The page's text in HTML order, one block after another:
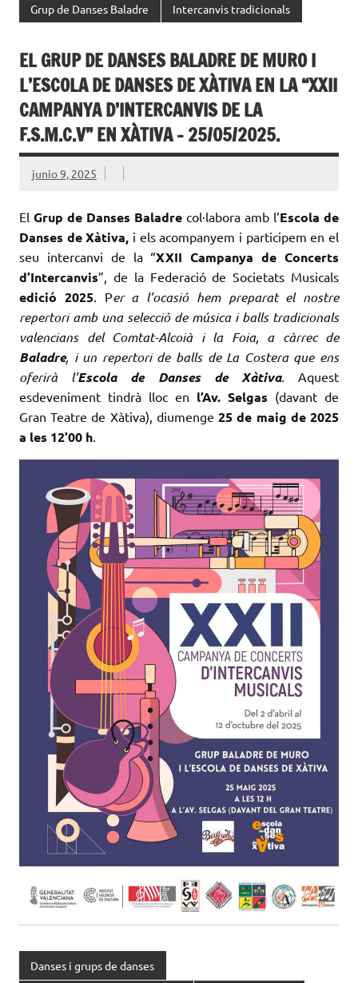
Grup de Danses Baladre Intercanvis tradicionals
EL GRUP DE DANSES BALADRE DE MURO I
L’ESCOLA DE DANSES DE XÀTIVA EN LA “XXII
CAMPANYA D’INTERCANVIS DE LA
F.S.M.C.V” EN XÀTIVA – 25/05/2025.
junio 9, 2025
El Grup de Danses Baladre col·labora amb l’Escola de
Danses de Xàtiva, i els acompanyem i participem en el
seu intercanvi de la “XXII Campanya de Concerts
d’Intercanvis”, de la Federació de Societats Musicals
edició 2025. Per a l’ocasió hem preparat el nostre
repertori amb una selecció de música i balls tradicionals
valencians del Comtat-Alcoià i la Foia, a càrrec de
Baladre, i un repertori de balls de La Costera que ens
oferirà l’Escola de Danses de Xàtiva. Aquest
esdeveniment tindrà lloc en l’Av. Selgas (davant de
Gran Teatre de Xàtiva), diumenge25 de maig de 2025
a les 12’00 h.
Danses i grups de danses